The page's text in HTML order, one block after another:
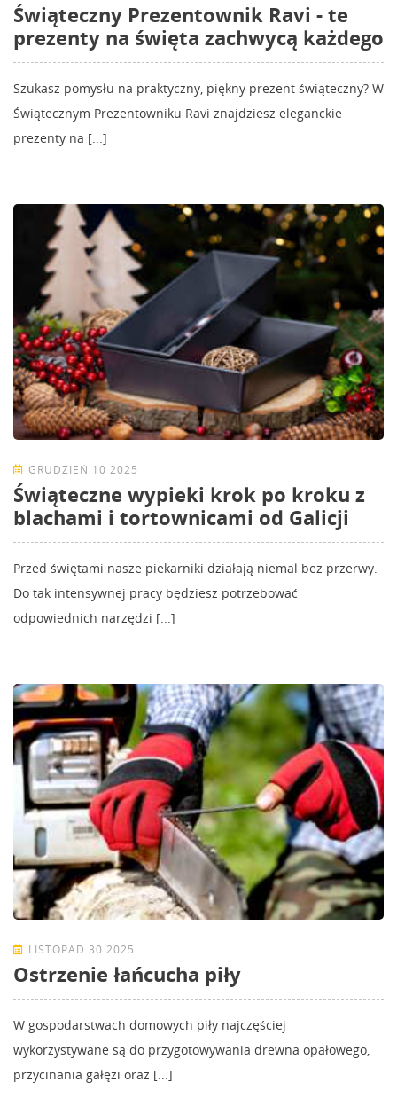
Świąteczny Prezentownik Ravi - te
prezenty na święta zachwycą każdego
Szukasz pomysłu na praktyczny, piękny prezent świąteczny? W
Świątecznym Prezentowniku Ravi znajdziesz eleganckie
prezenty na [...]
GRUDZIEŃ 10 2025
Świąteczne wypieki krok po kroku z
blachami i tortownicami od Galicji
Przed świętami nasze piekarniki działają niemal bez przerwy.
Do tak intensywnej pracy będziesz potrzebować
odpowiednich narzędzi [...]
LISTOPAD 30 2025
Ostrzenie łańcucha piły
W gospodarstwach domowych piły najczęściej
wykorzystywane są do przygotowywania drewna opałowego,
przycinania gałęzi oraz [...]